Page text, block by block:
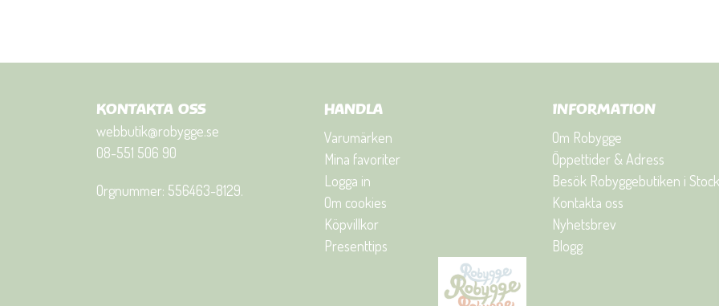
KONTAKTA OSS
webbutik@robygge.se
08-551 506 90
Orgnummer: 556463-8129.
HANDLA
Varumärken
Mina favoriter
Logga in
Om cookies
Köpvillkor
Presenttips
INFORMATION
Om Robygge
Öppettider & Adress
Besök Robyggebutiken i
Kontakta oss
Nyhetsbrev
Blogg